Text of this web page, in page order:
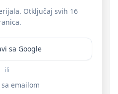
Otključaj svih 16
sa Google
ili
emailom